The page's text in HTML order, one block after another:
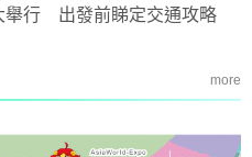
舉行 出發前睇定交通攻略
more